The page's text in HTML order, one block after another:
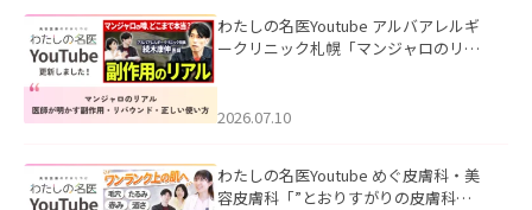
わたしの名医Youtube アルバアレルギ
ークリニック札幌「マンジャロのリア
た。
2026.07.10
わたしの名医Youtube めぐ皮膚科・美
容皮膚科「”とおりすがりの皮膚科